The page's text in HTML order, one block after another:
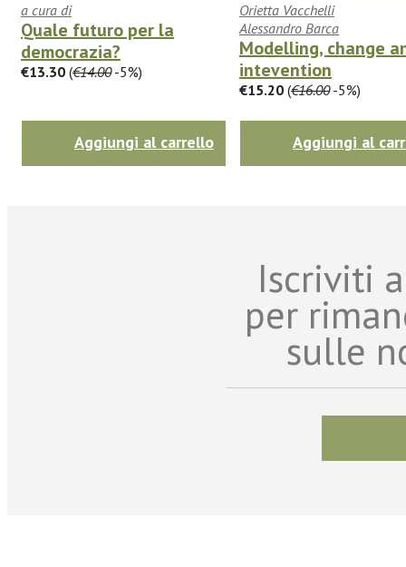
a cura di
Quale futuro per la
democrazia?
€13.30 (€14.00-5%)
Aggiungi al carrello
Orietta Vacchelli
Alessandro Barca
Modelling, change
intevention
€15.20 (€16.00-5%)
Aggiungi al
Iscriviti
per
sulle